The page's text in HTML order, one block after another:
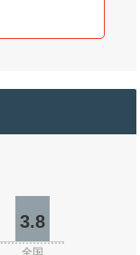
3.8
全国